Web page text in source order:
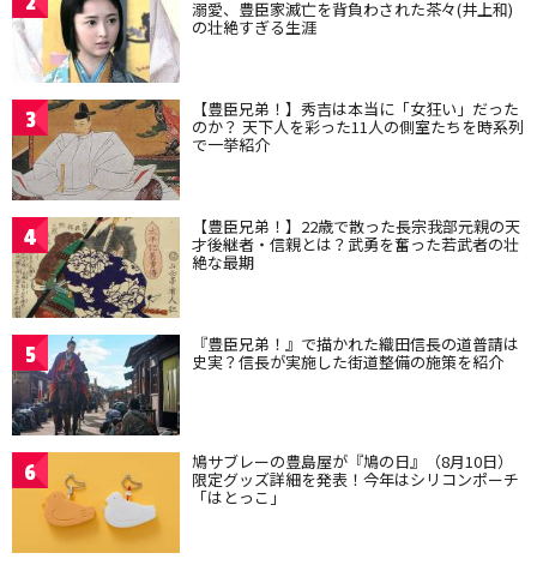
溺愛、豊臣家滅亡を背負わされた茶々(井上和)
の壮絶すぎる生涯
3 【豊臣兄弟！】秀吉は本当に「女狂い」だった
のか？ 天下人を彩った11人の側室たちを時系列
で一挙紹介
4 【豊臣兄弟！】22歳で散った長宗我部元親の天
才後継者・信親とは？武勇を奮った若武者の壮
絶な最期
5 『豊臣兄弟！』で描かれた織田信長の道普請は
史実？信長が実施した街道整備の施策を紹介
6 鳩サブレーの豊島屋が『鳩の日』（8月10日）
限定グッズ詳細を発表！今年はシリコンポーチ
「はとっこ」